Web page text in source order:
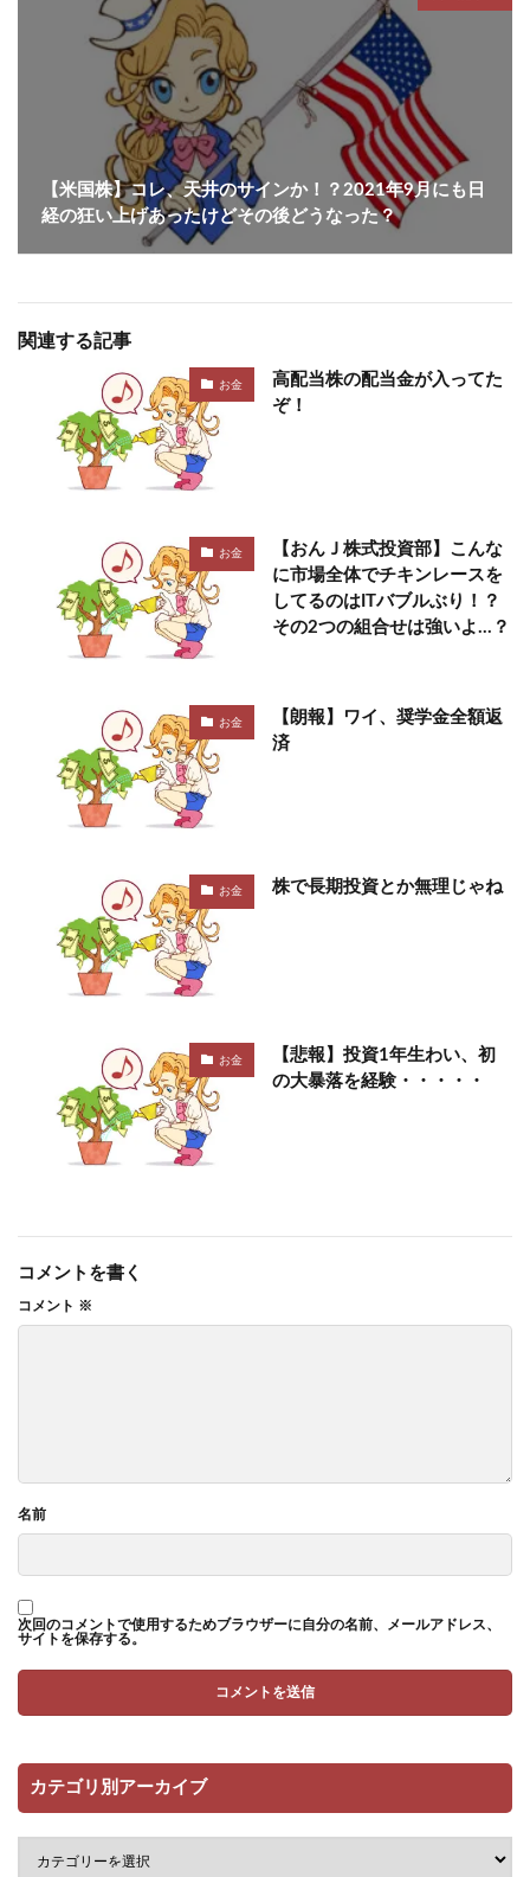
【米国株】コレ、天井のサインか！？2021年9月にも日
経の狂い上げあったけどその後どうなった？
関連する記事
お金
高配当株の配当金が入ってた
ぞ！
お金
【おんＪ株式投資部】こんな
に市場全体でチキンレースを
してるのはITバブルぶり！？
その2つの組合せは強いよ…？
お金
【朗報】ワイ、奨学金全額返
済
お金 株で長期投資とか無理じゃね
お金
【悲報】投資1年生わい、初
の大暴落を経験・・・・・
コメントを書く
コメント ※
名前
次回のコメントで使用するためブラウザーに自分の名前、メールアドレス、
サイトを保存する。
カテゴリ別アーカイブ